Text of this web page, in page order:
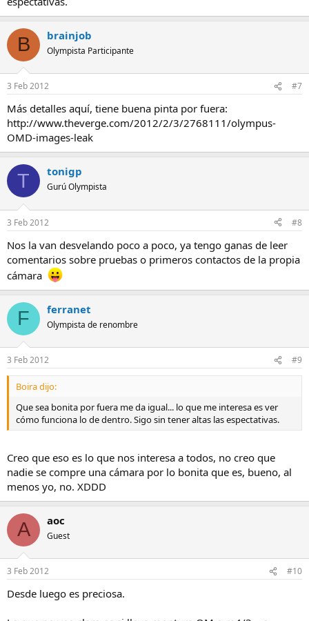
B brainjob
Olympista Participante
3 Feb 2012 #7
Más detalles aquí, tiene buena pinta por fuera:
http://www.theverge.com/2012/2/3/2768111/olympus-
OMD-images-leak
T tonigp
Gurú Olympista
3 Feb 2012 #8
Nos la van desvelando poco a poco, ya tengo ganas de leer
comentarios sobre pruebas o primeros contactos de la propia
cámara
F ferranet
Olympista de renombre
3 Feb 2012 #9
Boira dijo:
Que sea bonita por fuera me da igual... lo que me interesa es ver
cómo funciona lo de dentro. Sigo sin tener altas las espectativas.
Creo que eso es lo que nos interesa a todos, no creo que
nadie se compre una cámara por lo bonita que es, bueno, al
menos yo, no. XDDD
A aoc
Guest
3 Feb 2012 #10
Desde luego es preciosa.